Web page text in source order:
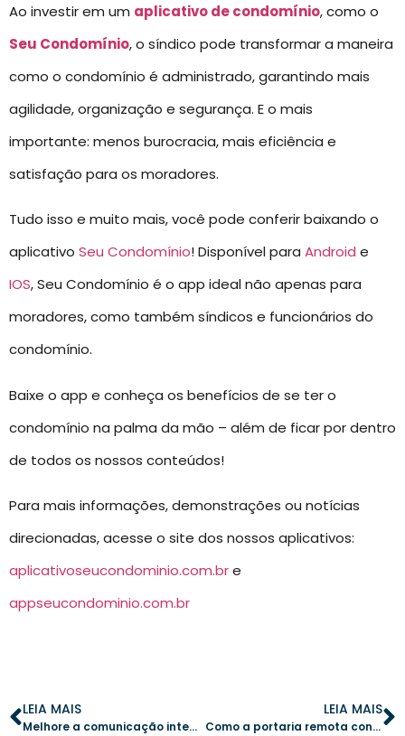
Ao investir em um aplicativo de condomínio, como o
Seu Condomínio, o síndico pode transformar a maneira
como o condomínio é administrado, garantindo mais
agilidade, organização e segurança. E o mais
importante: menos burocracia, mais eficiência e
satisfação para os moradores.
Tudo isso e muito mais, você pode conferir baixando o
aplicativo Seu Condomínio! Disponível para Android e
IOS, Seu Condomínio é o app ideal não apenas para
moradores, como também síndicos e funcionários do
condomínio.
Baixe o app e conheça os benefícios de se ter o
condomínio na palma da mão – além de ficar por dentro
de todos os nossos conteúdos!
Para mais informações, demonstrações ou notícias
direcionadas, acesse o site dos nossos aplicativos:
aplicativoseucondominio.com.bre
appseucondominio.com.br
LEIA MAIS
Melhore a comunicação interna do condomínio com dicas práticas
LEIA MAIS
Como a portaria remota contribui para a valorização de imóveis em condomínios